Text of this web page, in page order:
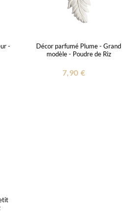
-
Décor parfumé Plume - Grand
modèle - Poudre de Riz
7,90 €